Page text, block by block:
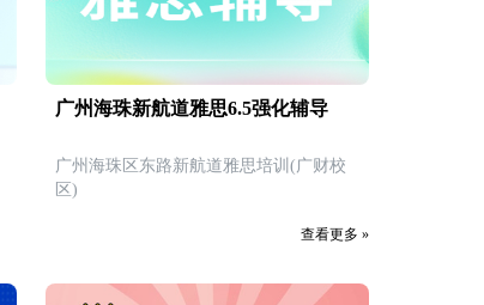
广州海珠新航道雅思6.5强化辅导
广州海珠区东路新航道雅思培训(广财校
区)
查看更多 »